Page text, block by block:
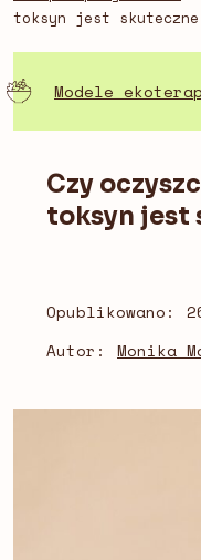
toksyn jest skuteczne
Modele
Czy
toksyn jest
Opublikowano:
Autor:
Monika